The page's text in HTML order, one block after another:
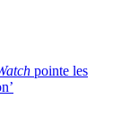
pointe les